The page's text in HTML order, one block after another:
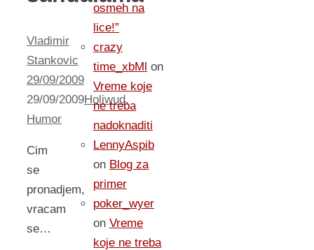
Vladimir
Stankovic
29/09/2009
29/09/2009Holiwud,
Humor
Cim
se
pronadjem,
vracam
se…
osmeh na
lice!”
crazy
time_xbMl on
Vreme koje
ne treba
nadoknaditi
LennyAspib
on Blog za
primer
poker_wyer
on Vreme
koje ne treba